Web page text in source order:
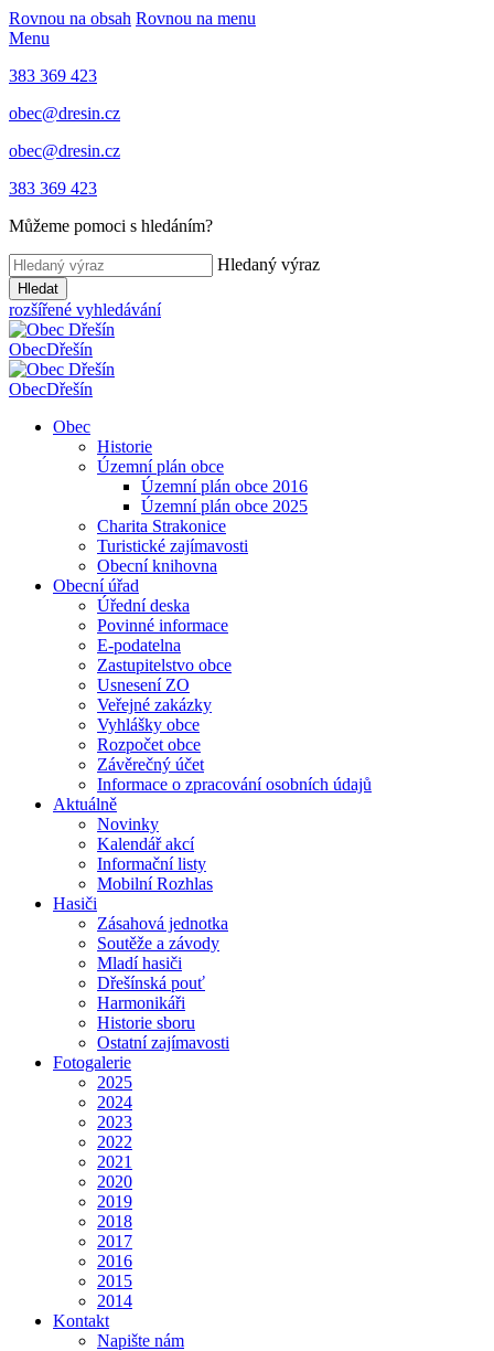
Rovnou na obsah Rovnou na menu
Menu
383 369 423
obec@dresin.cz
obec@dresin.cz
383 369 423
Můžeme pomoci s hledáním?
Hledaný výraz
Hledat
rozšířené vyhledávání
ObecDřešín
ObecDřešín
Obec
Historie
Územní plán obce
Územní plán obce 2016
Územní plán obce 2025
Charita Strakonice
Turistické zajímavosti
Obecní knihovna
Obecní úřad
Úřední deska
Povinné informace
E-podatelna
Zastupitelstvo obce
Usnesení ZO
Veřejné zakázky
Vyhlášky obce
Rozpočet obce
Závěrečný účet
Informace o zpracování osobních údajů
Aktuálně
Novinky
Kalendář akcí
Informační listy
Mobilní Rozhlas
Hasiči
Zásahová jednotka
Soutěže a závody
Mladí hasiči
Dřešínská pouť
Harmonikáři
Historie sboru
Ostatní zajímavosti
Fotogalerie
2025
2024
2023
2022
2021
2020
2019
2018
2017
2016
2015
2014
Kontakt
Napište nám